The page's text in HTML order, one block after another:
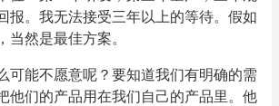
报。我无法接受三年以上的等待。假如
然是最佳方案。
可能不愿意呢？要知道我们有明确的需
他们的产品用在我们自己的产品里。他